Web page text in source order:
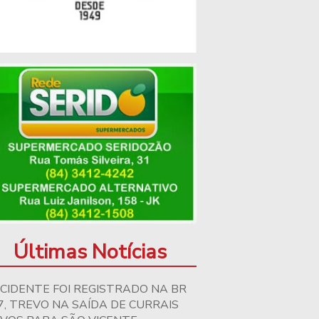
Últimas Notícias
FOI REGISTRADO NA BR
TREVO NA SAÍDA DE CURRAIS